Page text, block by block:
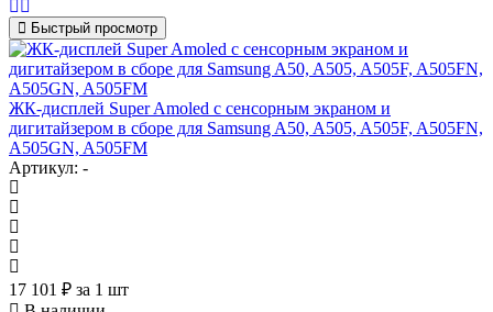
Быстрый просмотр
ЖК-дисплей Super Amoled с сенсорным экраном и
дигитайзером в сборе для Samsung A50, A505, A505F, A505FN,
A505GN, A505FM
Артикул: -
17 101 ₽ за 1 шт